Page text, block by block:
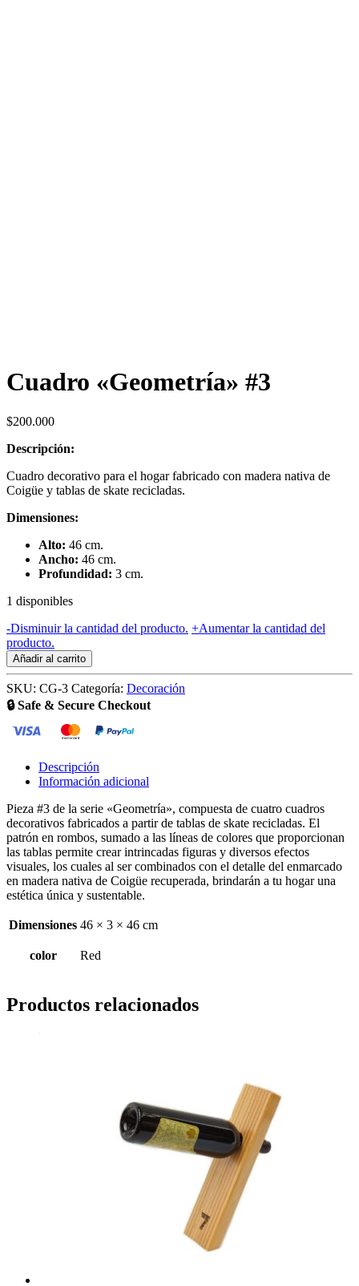
Cuadro «Geometría» #3
$200.000
Descripción:
Cuadro decorativo para el hogar fabricado con madera nativa de
Coigüe y tablas de skate recicladas.
Dimensiones:
Alto: 46 cm.
Ancho: 46 cm.
Profundidad: 3 cm.
1 disponibles
-Disminuir la cantidad del producto. Cuadro
cantidad
+Aumentar la cantidad del
producto.
Añadir al carrito
SKU: CG-3 Categoría: Decoración
🔒 Safe & Secure Checkout
Descripción
Información adicional
Pieza #3 de la serie «Geometría», compuesta de cuatro cuadros
decorativos fabricados a partir de tablas de skate recicladas. El
patrón en rombos, sumado a las líneas de colores que proporcionan
las tablas permite crear intrincadas figuras y diversos efectos
visuales, los cuales al ser combinados con el detalle del enmarcado
en madera nativa de Coigüe recuperada, brindarán a tu hogar una
estética única y sustentable.
Dimensiones 46 × 3 × 46 cm
color Red
Productos relacionados